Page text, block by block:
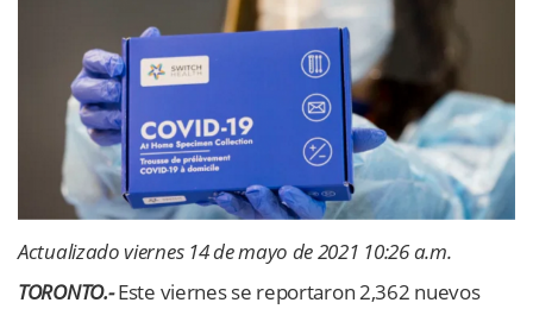
Actualizado viernes 14 de mayo de 2021 10:26 a.m.
TORONTO.- Este viernes se reportaron 2,362 nuevos